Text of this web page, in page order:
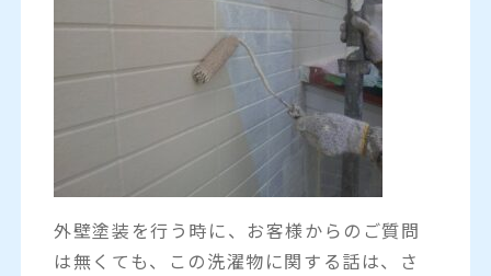
外壁塗装を行う時に、お客様からのご質問
は無くても、この洗濯物に関する話は、さ